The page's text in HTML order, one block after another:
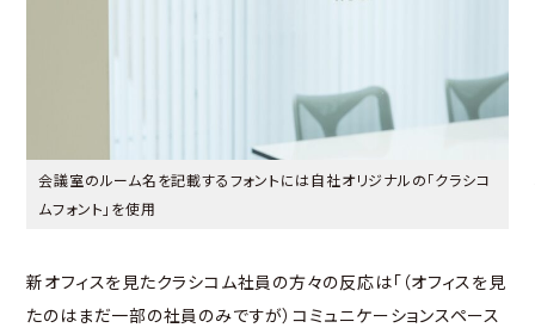
会議室のルーム名を記載するフォントには自社オリジナルの「クラシコ
ムフォント」を使用
新オフィスを見たクラシコム社員の方々の反応は「（オフィスを見
たのはまだ一部の社員のみですが）コミュニケーションスペース